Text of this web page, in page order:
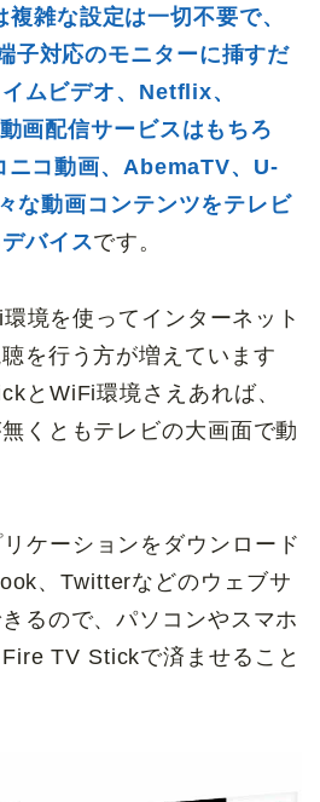
雑な設定は一切不要で、
子対応のモニターに挿すだ
ムビデオ、Netflix、
画配信サービスはもちろ
ニコ動画、AbemaTV、U-
な動画コンテンツをテレビ
バイスです。
境を使ってインターネット
を行う方が増えています
とWiFi環境さえあれば、
くともテレビの大画面で動
ケーションをダウンロード
、Twitterなどのウェブサ
るので、パソコンやスマホ
TV Stickで済ませること